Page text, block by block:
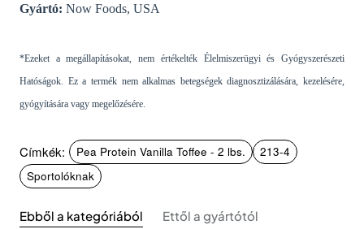
Gyártó: Now Foods, USA
*Ezeket a megállapításokat, nem értékelték Élelmiszerügyi és Gyógyszerészeti
Hatóságok. Ez a termék nem alkalmas betegségek diagnosztizálására, kezelésére,
gyógyítására vagy megelőzésére.
Címkék: Pea Protein Vanilla Toffee - 2 lbs.
213-4
Sportolóknak
Ebből a kategóriából Ettől a gyártótól